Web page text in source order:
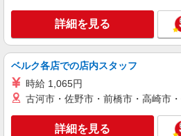
詳細を見る
ベルク各店での店内スタッフ
時給 1,065円
古河市・佐野市・前橋市・高崎市
詳細を見る